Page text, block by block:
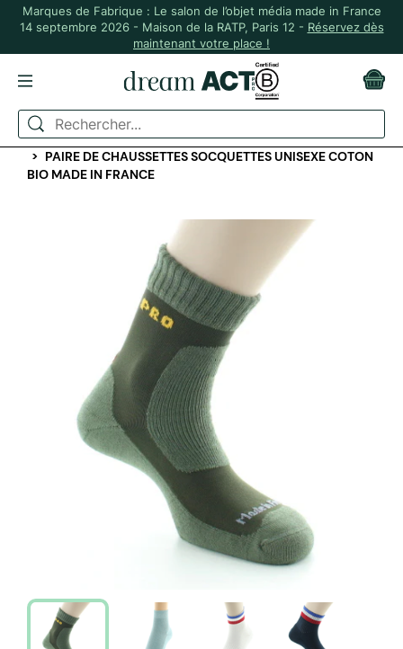
Marques de Fabrique : Le salon de l’objet média made in France
14 septembre 2026 - Maison de la RATP, Paris 12 - Réservez dès
maintenant votre place !
ACCUEIL
ACCESSOIRES TEXTILES
CHAUSSURES ET CHAUSSETTES
PAIRE DE CHAUSSETTES SOCQUETTES UNISEXE COTON
BIO MADE IN FRANCE